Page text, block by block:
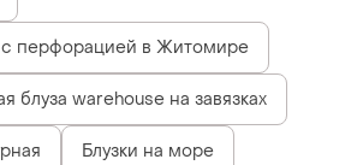
перфорацией в Житомире
блуза warehouse на завязках
Блузки на море